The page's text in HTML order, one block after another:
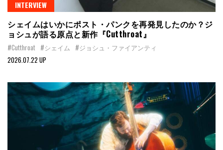
INTERVIEW
シェイムはいかにポスト・パンクを再発見したのか？ジ
ョシュが語る原点と新作『Cutthroat』
#Cutthroat #シェイム
#ジョシュ・ファイアンティ
2026.07.22 UP